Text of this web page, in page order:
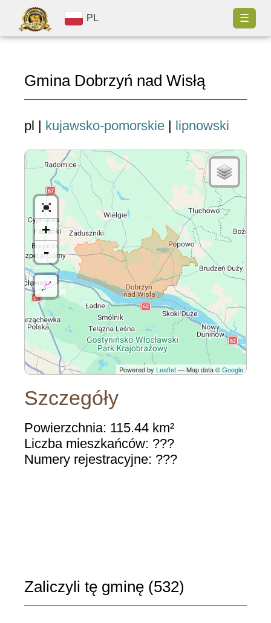
PL ☰
Gmina Dobrzyń nad Wisłą
pl | kujawsko-pomorskie | lipnowski
+
-
Powered by Leaflet— Map data ©Google
Szczegóły
Powierzchnia: 115.44 km²
Liczba mieszkańców: ???
Numery rejestracyjne: ???
Zaliczyli tę gminę (532)